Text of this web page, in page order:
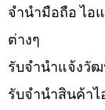
จำนำมือถือ ไอ
ต่างๆ
รับจํานําแจ้งวั
รับจำนำสินค้า